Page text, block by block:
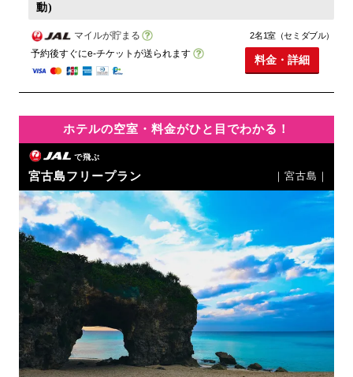
動)
マイルが貯まる
予約後すぐにe-チケットが送られます
2名1室（セミダブル）
料金・詳細
ホテルの空室・料金がひと目でわかる！
で飛ぶ
宮古島フリープラン ｜宮古島｜